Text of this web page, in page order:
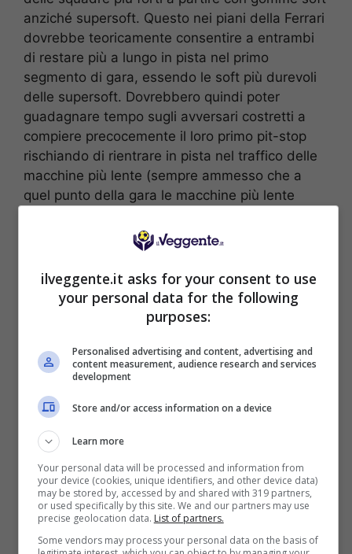
anziché supersoft. Questo nei piani della Ferrari
dovrebbe teoricamente consentire a entrambi
di restare più a lungo in pista nel primo
segmento di gara, essendo le soft più durevoli
delle supersoft. Dovrebbero quindi poter
guadagnare tempo sugli avversari costretti a
compiere precocemente il loro primo pit-stop
rischiando di rientrare in pista nel traffico delle
macchine più lente (sempre ammesso che a
quel punto della gara le macchine più lente
Non è facilissimo prevedere l’evoluzione della
gara. Come indicato da Hamilton in conferenza
stampa, la Ferrari è sembrata la macchina più
veloce in assetto di gara e con gomme soft. Ha
(blistering) nell’usura delle gomme di tipo
supersoft, quelle che dovrebbe usare nella
seconda parte della gara. A complicare i piani
della Ferrari potrebbe peraltro contribuire il fatto
che stavolta anche Valtteri Bottas è sembrato in
buona forma e in grado di lottare per la vittoria,
non avendo peraltro più alcun “ordine di
scuderia” da rispettare.
ilveggente.it asks for your consent to use
your personal data for the following
purposes:
Personalised advertising and content, advertising and
content measurement, audience research and services
development
Store and/or access information on a device
Learn more
Your personal data will be processed and information from
your device (cookies, unique identifiers, and other device data)
may be stored by, accessed by and shared with 319 partners,
or used specifically by this site. We and our partners may use
precise geolocation data. List of partners.
Some vendors may process your personal data on the basis of